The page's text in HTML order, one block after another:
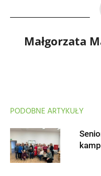
Małgorzata
PODOBNE ARTYKUŁY